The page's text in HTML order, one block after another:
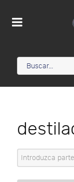
Introduzca